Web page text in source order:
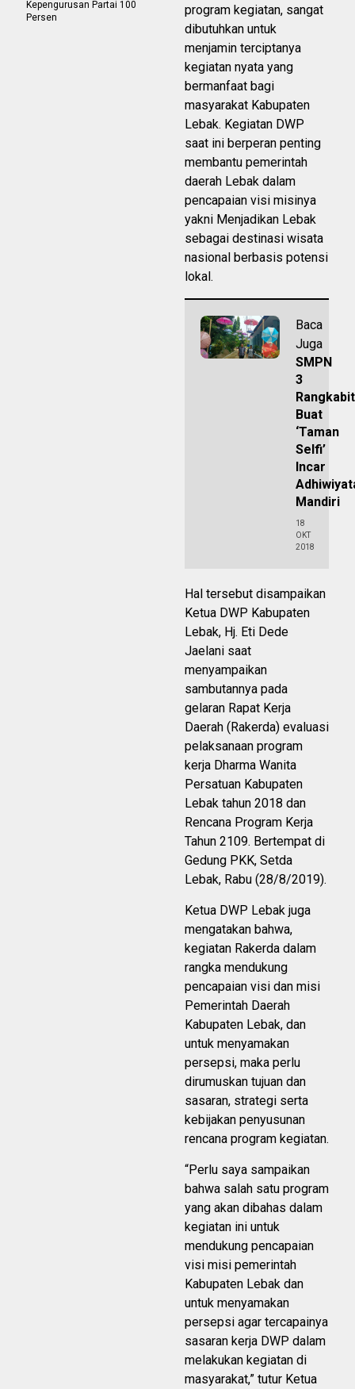
program kegiatan, sangat
dibutuhkan untuk
menjamin terciptanya
kegiatan nyata yang
bermanfaat bagi
masyarakat Kabupaten
Lebak. Kegiatan DWP
saat ini berperan penting
membantu pemerintah
daerah Lebak dalam
pencapaian visi misinya
yakni Menjadikan Lebak
sebagai destinasi wisata
nasional berbasis potensi
lokal.
Baca
Juga
SMPN
3
Buat
‘Taman
Selfi’
Incar
Mandiri
18
OKT
2018
Hal tersebut disampaikan
Ketua DWP Kabupaten
Lebak, Hj. Eti Dede
Jaelani saat
menyampaikan
sambutannya pada
gelaran Rapat Kerja
Daerah (Rakerda) evaluasi
pelaksanaan program
kerja Dharma Wanita
Persatuan Kabupaten
Lebak tahun 2018 dan
Rencana Program Kerja
Tahun 2109. Bertempat di
Gedung PKK, Setda
Lebak, Rabu (28/8/2019).
Ketua DWP Lebak juga
mengatakan bahwa,
kegiatan Rakerda dalam
rangka mendukung
pencapaian visi dan misi
Pemerintah Daerah
Kabupaten Lebak, dan
untuk menyamakan
persepsi, maka perlu
dirumuskan tujuan dan
sasaran, strategi serta
kebijakan penyusunan
rencana program kegiatan.
“Perlu saya sampaikan
bahwa salah satu program
yang akan dibahas dalam
kegiatan ini untuk
mendukung pencapaian
visi misi pemerintah
Kabupaten Lebak dan
untuk menyamakan
persepsi agar tercapainya
sasaran kerja DWP dalam
melakukan kegiatan di
masyarakat,” tutur Ketua
Kepengurusan Partai 100
Persen